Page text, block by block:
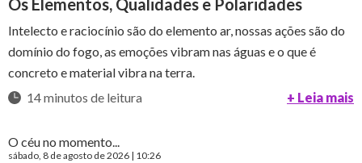
Os Elementos, Qualidades e Polaridades
Intelecto e raciocínio são do elemento ar, nossas ações são do
domínio do fogo, as emoções vibram nas águas e o que é
concreto e material vibra na terra.
14 minutos de leitura
+ Leia mais
O céu no momento...
sábado, 8 de agosto de 2026 | 10:26